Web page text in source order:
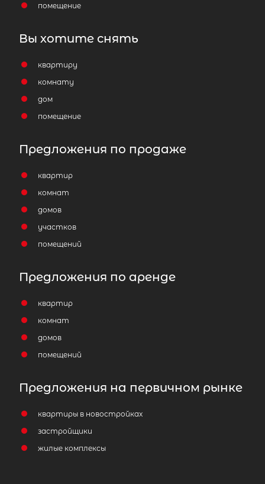
помещение
Вы хотите снять
квартиру
комнату
дом
помещение
Предложения по продаже
квартир
комнат
домов
участков
помещений
Предложения по аренде
квартир
комнат
домов
помещений
Предложения на первичном рынке
квартиры в новостройках
застройщики
жилые комплексы